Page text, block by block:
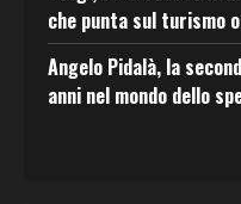
che punta sul turismo
Angelo Pidalà, la
anni nel mondo dello